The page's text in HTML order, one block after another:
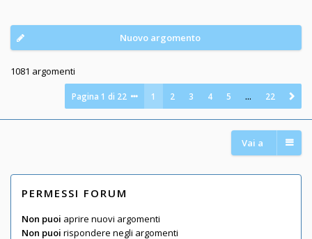
Nuovo argomento
1081 argomenti
Pagina1 di 22 1 2 3 4 5 … 22
Vai a
PERMESSI FORUM
Non puoi aprire nuovi argomenti
Non puoi rispondere negli argomenti